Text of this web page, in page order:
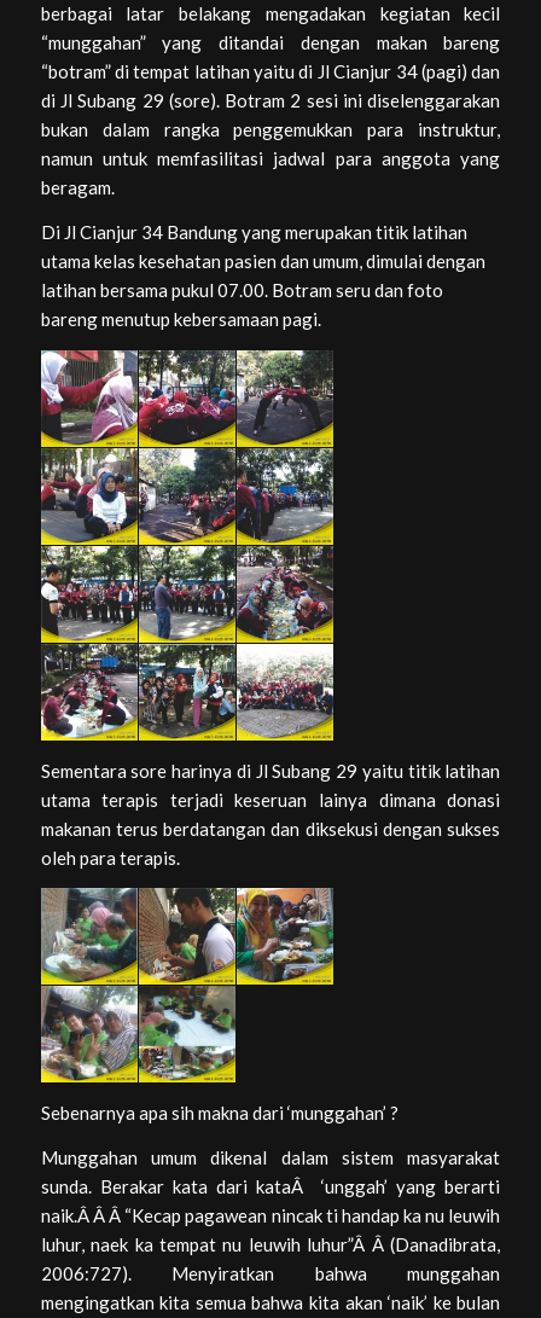
berbagai latar belakang mengadakan kegiatan kecil
“munggahan” yang ditandai dengan makan bareng
“botram” di tempat latihan yaitu di Jl Cianjur 34 (pagi) dan
di Jl Subang 29 (sore). Botram 2 sesi ini diselenggarakan
bukan dalam rangka penggemukkan para instruktur,
namun untuk memfasilitasi jadwal para anggota yang
beragam.
Di Jl Cianjur 34 Bandung yang merupakan titik latihan
utama kelas kesehatan pasien dan umum, dimulai dengan
latihan bersama pukul 07.00. Botram seru dan foto
bareng menutup kebersamaan pagi.
Sementara sore harinya di Jl Subang 29 yaitu titik latihan
utama terapis terjadi keseruan lainya dimana donasi
makanan terus berdatangan dan diksekusi dengan sukses
oleh para terapis.
Sebenarnya apa sih makna dari ‘munggahan’ ?
Munggahan umum dikenal dalam sistem masyarakat
sunda. Berakar kata dari kataÂ ‘unggah’ yang berarti
naik.Â Â Â “Kecap pagawean nincak ti handap ka nu leuwih
luhur, naek ka tempat nu leuwih luhur”Â Â (Danadibrata,
2006:727). Menyiratkan bahwa munggahan
mengingatkan kita semua bahwa kita akan ‘naik’ ke bulan